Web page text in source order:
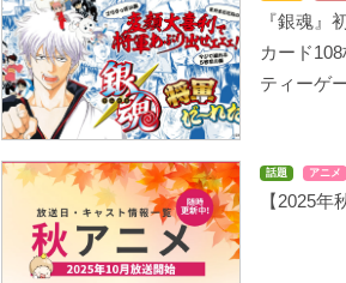
『銀魂』
カード
ティーゲ
話題 アニメ
【2025